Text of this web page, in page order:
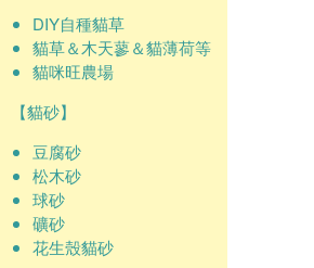
DIY自種貓草
貓草＆木天蓼＆貓薄荷等
貓咪旺農場
【貓砂】
豆腐砂
松木砂
球砂
礦砂
花生殼貓砂